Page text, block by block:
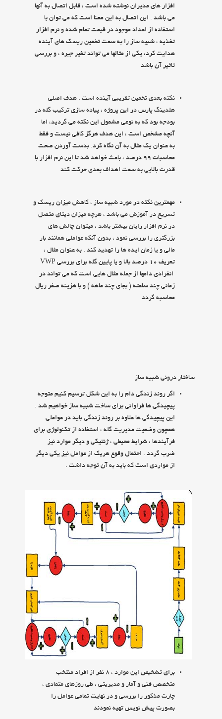
افزار هاي مديران نوشته شده است ، قابل اتصال به آنها
مي باشد . اين اتصال به اين معنا است كه مي توان با
استفاده از اعداد موجود در قيمت تمام شده و نرم افزار
تغذيه ، شبيه ساز را به سمت تخمين ريسك هاي آينده
هدايت كرد، يكي از مثالها مي تواند تغير جيره ، و بررسي
تاثير آن باشد
نكته بعدي تخمين تقريبي آينده است . هدف اصلي
هلدينگ پارس در اين پروژه ، پياده سازي تركيب گله در
بودجه بود كه به نوعي مشمول اين نكته مي گرديد، اما
آنچه مشخص است ، اين هدف هرگز كافي نيست و فقط
به عنوان يك مثال به آن نگاه كرد. بدست آوردن صحت
محاسبات 99 درصد ، باعث خواهد شد تا اين نرم افزار با
قدرت بالايي به سمت اهداف بعدي حركت كند
مهمترين نكته در مورد شبيه ساز ، كاهش ميزان ريسك و
تسريع در آموزش مي باشد ، هرچه ميزان ديتاي متصل
در نرم افزار رايان بيشتر باشد ، ميتوان چالش هاي
بزرگتري را بررسي نمود ، بدون آنكه عواملي همانند بار
مالي و يا زمان ايده ها را تهديد كند . به عنوان مثال ،
تعريف 10 درصد بالا و يا پايين گله براي بررسي VWP
انفرادي دامها از جمله مثال هايي است كه مي تواند در
زماني چند ساعته ( بجاي چند ماهه ) و با هزينه صفر ريال
محاسبه گردد
ساختار دروني شبيه ساز
اگر روند زندگي دام را به اين شكل ترسيم كنيم متوجه
پيچيدگي ها فراواني براي ساخت شبيه ساز خواهيم شد .
اين پيچيدگي ها علاوه بر روند زندگي بايد در عواملي
همچون وضعيت مديريت گله ، استفاده از تكنولوژي براي
فرآيندها ، شرايط محيطي ، ژنتيكي و ديگر موارد نيز
ضرب گردد . احتمال وقوع هريك از عوامل نيز يكي ديگر
از مواردي است كه بايد به آن توجه داشت .
براي تشخيص اين موارد ، 8 نفر از افراد منتخب
متخصص فني و آمار و مديريتي ، طي روزهاي متمادي ،
چارت مذكور را بررسي و در نهايت تمامي عوامل را
بصورت پيش نويس تهيه نمودند